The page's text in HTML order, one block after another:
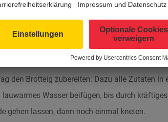
Kletzen weichkochen, abkühlen lassen und
vermengen und über Nacht
Kletzen zur Füllung geben.
den Brotteig zubereiten: Dazu alle Zutaten in
lauwarmes Wasser beifügen, bis durch
gehen lassen, dann noch einmal kneten.